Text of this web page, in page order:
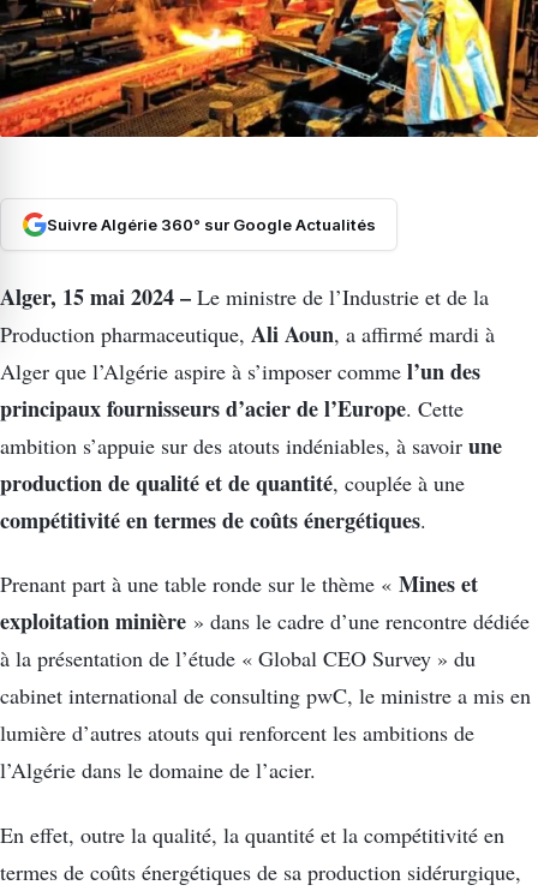
Suivre Algérie 360° sur Google Actualités
Alger, 15 mai 2024 – Le ministre de l’Industrie et de la
Production pharmaceutique, Ali Aoun, a affirmé mardi à
Alger que l’Algérie aspire à s’imposer comme l’un des
principaux fournisseurs d’acier de l’Europe. Cette
ambition s’appuie sur des atouts indéniables, à savoir une
production de qualité et de quantité, couplée à une
compétitivité en termes de coûts énergétiques.
Prenant part à une table ronde sur le thème « Mines et
exploitation minière » dans le cadre d’une rencontre dédiée
à la présentation de l’étude « Global CEO Survey » du
cabinet international de consulting pwC, le ministre a mis en
lumière d’autres atouts qui renforcent les ambitions de
l’Algérie dans le domaine de l’acier.
En effet, outre la qualité, la quantité et la compétitivité en
termes de coûts énergétiques de sa production sidérurgique,